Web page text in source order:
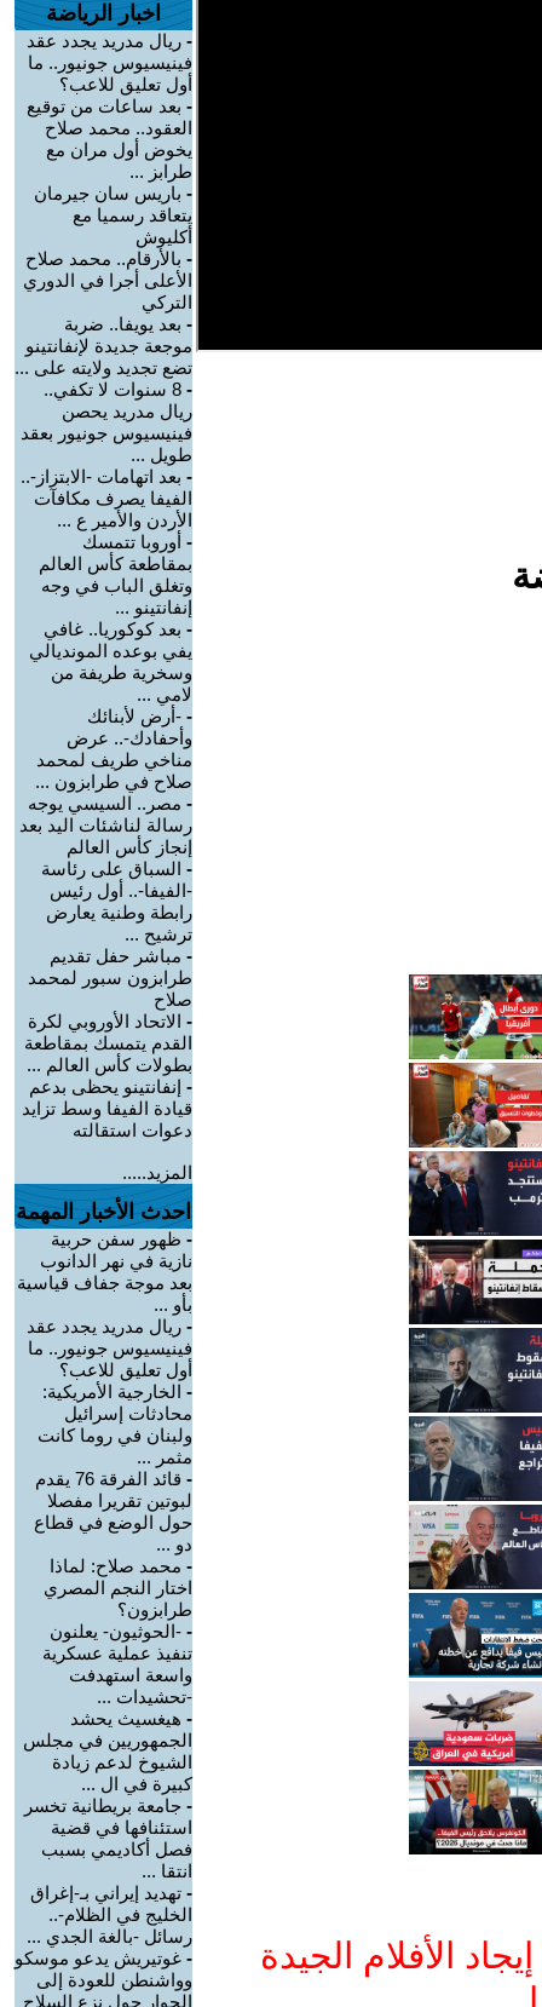
الأفلام الجيدة
اخبار الرياضة
- ريال مدريد يجدد عقد
فينيسيوس جونيور.. ما
أول تعليق للاعب؟
- بعد ساعات من توقيع
العقود.. محمد صلاح
يخوض أول مران مع
طرابز ...
- باريس سان جيرمان
يتعاقد رسميا مع
أكليوش
- بالأرقام.. محمد صلاح
الأعلى أجرا في الدوري
التركي
- بعد يويفا.. ضربة
موجعة جديدة لإنفانتينو
تضع تجديد ولايته على ...
-
8 سنوات لا تكفي..
ريال مدريد يحصن
فينيسيوس جونيور بعقد
طويل ...
- بعد اتهامات -الابتزاز-..
الفيفا يصرف مكافآت
الأردن والأمير ع ...
- أوروبا تتمسك
بمقاطعة كأس العالم
وتغلق الباب في وجه
إنفانتينو ...
- بعد كوكوريا.. غافي
يفي بوعده المونديالي
وسخرية طريفة من
لامي ...
- -أرض لأبنائك
وأحفادك-.. عرض
مناخي طريف لمحمد
صلاح في طرابزون ...
- مصر.. السيسي يوجه
رسالة لناشئات اليد بعد
إنجاز كأس العالم
- السباق على رئاسة
-الفيفا-.. أول رئيس
رابطة وطنية يعارض
ترشيح ...
- مباشر حفل تقديم
طرابزون سبور لمحمد
صلاح
- الاتحاد الأوروبي لكرة
القدم يتمسك بمقاطعة
بطولات كأس العالم ...
- إنفانتينو يحظى بدعم
قيادة الفيفا وسط تزايد
دعوات استقالته
المزيد.....
احدث الأخبار المهمة
- ظهور سفن حربية
نازية في نهر الدانوب
بعد موجة جفاف قياسية
بأو ...
- ريال مدريد يجدد عقد
فينيسيوس جونيور.. ما
أول تعليق للاعب؟
- الخارجية الأمريكية:
محادثات إسرائيل
ولبنان في روما كانت
مثمر ...
-
قائد الفرقة 76 يقدم
لبوتين تقريرا مفصلا
حول الوضع في قطاع
دو ...
- محمد صلاح: لماذا
اختار النجم المصري
طرابزون؟
- -الحوثيون- يعلنون
تنفيذ عملية عسكرية
واسعة استهدفت
-تحشيدات ...
- هيغسيث يحشد
الجمهوريين في مجلس
الشيوخ لدعم زيادة
كبيرة في ال ...
- جامعة بريطانية تخسر
استئنافها في قضية
فصل أكاديمي بسبب
انتقا ...
- تهديد إيراني بـ-إغراق
الخليج في الظلام-..
رسائل -بالغة الجدي ...
- غوتيريش يدعو موسكو
وواشنطن للعودة إلى
الحوار حول نزع السلاح